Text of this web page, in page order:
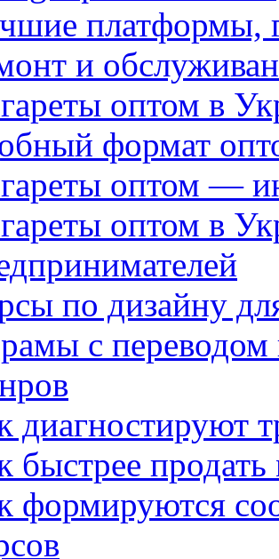
платформы,
и
оптом в
формат
оптом —
оптом в
по дизайну
с переводом
диагностируют
быстрее
формируются